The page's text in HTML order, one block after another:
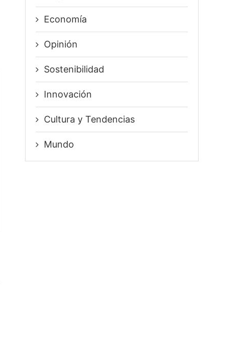
Economía
Opinión
Sostenibilidad
Innovación
⁠Cultura y Tendencias
Mundo